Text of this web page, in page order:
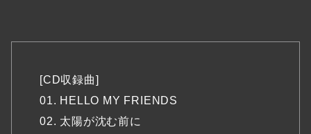
[CD収録曲]
01. HELLO MY FRIENDS
02. 太陽が沈む前に